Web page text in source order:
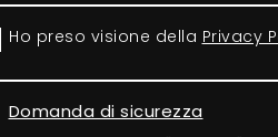
Ho preso visione della Privacy
Domanda di sicurezza